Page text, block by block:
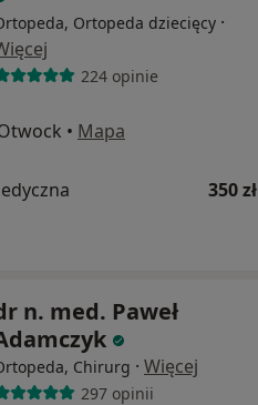
Ortopeda dziecięcy ·
224 opinie
• Mapa
350 zł
n. med. Paweł
Chirurg · Więcej
297 opinii